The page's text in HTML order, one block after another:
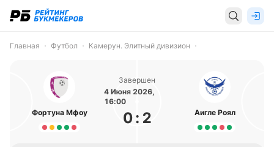
Главная Футбол Камерун. Элитный дивизион
Фортуна Мфоу
Завершен
4 Июня 2026,
16:00
0: 2 Аигле Роял